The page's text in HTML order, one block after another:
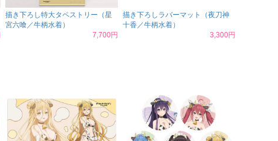
描き下ろし特大タペストリー（星
宮六喰／牛柄水着）
7,700円
描き下ろしラバーマット（夜刀神
十香／牛柄水着）
3,300円